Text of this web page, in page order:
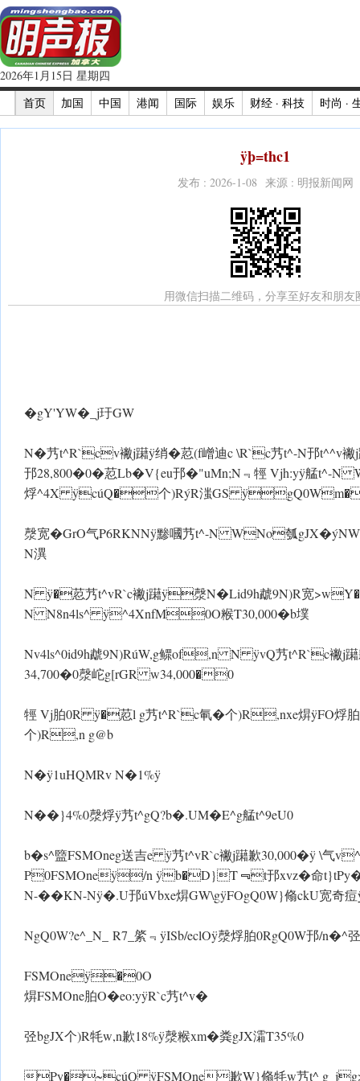
2026年1月15日 星期四
首页
加国 中国 港闻 国际 娱乐 财经 · 科技 时尚 ·
ÿþ=thc1
发布 : 2026-1-08 来源 : 明报新闻网
用微信扫描二维码，分享至好友和朋友
�gY'YW�_j玗GW
N�艿t^R`cv襒j躤 ÿ绡�荵(f嶒迪c \R`c艿t^-N邘t^^v襒
邘28,800�0�荵Lb�V{eu邘�"uMn;N﹃牼 Vjh:y ÿ艋t^-N
烰^4X ÿcúQ�个)RýR滍GS ÿgQ0Wm�嘓
漀宽�GrO气P6RKN N ÿ黪嘓艿t^-N WNo瓠gJX�ýN
N潩
N ÿ�荵艿t^vR`c襒j躤 ÿ漀N�Lid9h虣9N)R宽
N N8n4ls^ ÿ^4XnfM0O糇T30,000�b墣
Nv4ls^0id9h虣9N)RúW,g鳏of,n N ÿvQ艿t^R`c襒j
34,700�0漀岮g[rGR w34,000�0
牼 Vj胉0R ÿ�荵l g艿t^R`c氠�个)R,nxe焺 ÿFO
个)R,n g@b
N� ÿ1uHQMRv N�1% ÿ
N��}4%0漀烰 ÿ艿t^gQ?b�.UM�E^g艋t^9eU0
b�s^盬FSMOneg送吉e ÿ艿t^vR`c襒j躤歉30,000� ÿ \气
P0FSMOneÿ/n ÿb�D}T﹃t邘xvz�命t}t
N-��KN-N ÿ�.U邘úVbxe焺GW\g ÿFOgQ0W}翛ckU宽奇
NgQ0W?e^_N_ R7_綮﹃ ÿISb/eclO ÿ漀烰胉0RgQ0W邘/n�^
FSMOneÿ�0O
焺FSMOne胉O�eo:y ÿR`c艿t^v�
弪bgJX个)R牦w,n歉18% ÿ漀糇xm�粪gJX灀T35%0
Py�~cúQ ÿFSMOne歉 W}翛牦w艿t^